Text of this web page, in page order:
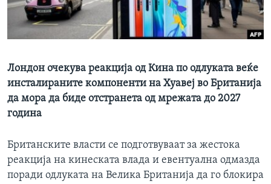
ИНТЕРВЈУА
Јазици
Лондон очекува реакција од Кина по одлуката веќе
инсталираните компоненти на Хуавеј во Британија
да мора да биде отстранета од мрежата до 2027
година
Британските власти се подготвуваат за жестока
реакција на кинеската влада и евентуална одмазда
поради одлуката на Велика Британија да го блокира